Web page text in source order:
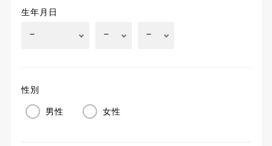
生年月日
性別
男性 女性